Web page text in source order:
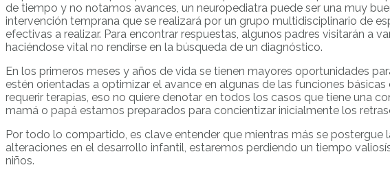
de tiempo y no notamos avances, un neuropediatra puede ser una muy
intervención temprana que se realizará por un grupo multidisciplinario de
efectivas a realizar. Para encontrar respuestas, algunos padres visitarán a
haciéndose vital no rendirse en la búsqueda de un diagnóstico.
En los primeros meses y años de vida se tienen mayores oportunidades
estén orientadas a optimizar el avance en algunas de las funciones
requerir terapias, eso no quiere denotar en todos los casos que tiene una
mamá o papá estamos preparados para concientizar inicialmente los
Por todo lo compartido, es clave entender que mientras más se
alteraciones en el desarrollo infantil, estaremos perdiendo un tiempo
niños.